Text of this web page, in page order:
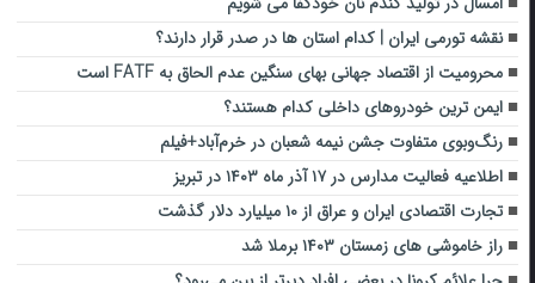
نقشه تورمی ایران | کدام استان‌ ها در صدر قرار دارند؟
محرومیت از اقتصاد جهانی بهای سنگین عدم الحاق به FATF است
ایمن ترین خودروهای داخلی کدام هستند؟
‌رنگ‌وبوی متفاوت جشن نیمه شعبان در خرم‌آباد+فیلم
اطلاعیه فعالیت مدارس در ۱۷ آذر ماه ۱۴۰۳ در تبریز
تجارت اقتصادی ایران و عراق از ۱۰ میلیارد دلار گذشت
راز خاموشی‌ های زمستان ۱۴۰۳ برملا شد